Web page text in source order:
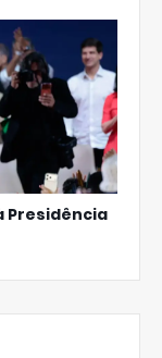
Presidência